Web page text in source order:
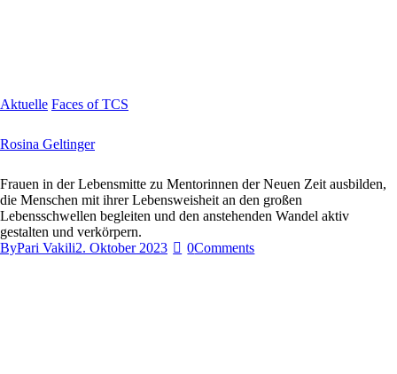
Aktuelle Faces of TCS
Rosina Geltinger
Frauen in der Lebensmitte zu Mentorinnen der Neuen Zeit ausbilden,
die Menschen mit ihrer Lebensweisheit an den großen
Lebensschwellen begleiten und den anstehenden Wandel aktiv
gestalten und verkörpern.
ByPari Vakili2. Oktober 2023 0Comments